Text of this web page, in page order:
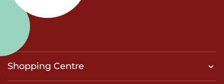
Shopping Centre